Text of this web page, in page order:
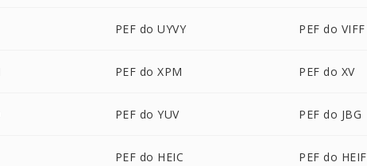
PEF do UYVY PEF do VIFF
PEF do XPM PEF do XV
PEF do YUV PEF do JBG
PEF do HEIC PEF do HEIF